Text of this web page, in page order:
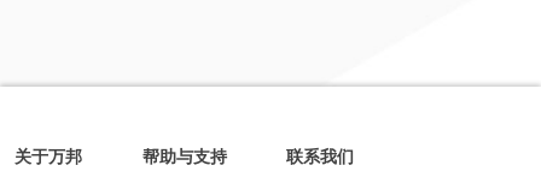
关于万邦 帮助与支持 联系我们